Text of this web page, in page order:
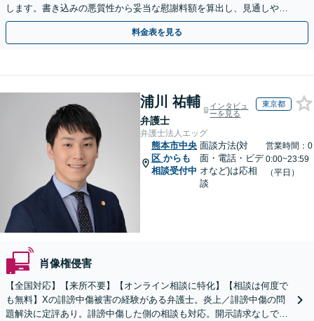
します。書き込みの悪質性から妥当な慰謝料額を算出し、見通しや費
用面のリスクも包み隠さずお伝えしサポートします。
料金表を見る
浦川 祐輔
弁護士
インタビュ
ーを見る
東京都
弁護士法人エッグ
熊本市中央
区 からも
相談受付中
面談方法(対
面・電話・ビデ
オなど)は応相
談
営業時間：0
0:00~23:59
（平日）
肖像権侵害
【全国対応】【来所不要】【オンライン相談に特化】【相談は何度で
も無料】Xの誹謗中傷被害の経験がある弁護士。炎上／誹謗中傷の問
題解決に定評あり。誹謗中傷した側の相談も対応。開示請求なしで本